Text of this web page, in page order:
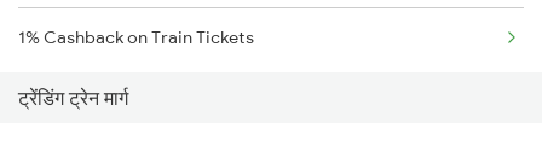
1% Cashback on Train Tickets
ट्रेंडिंग ट्रेन मार्ग